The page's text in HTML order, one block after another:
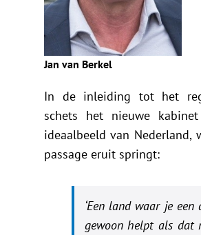
Jan van Berkel
In de inleiding tot het
schets het nieuwe
ideaalbeeld van Nederland,
passage eruit springt:
‘Een land waar je een
gewoon helpt als dat